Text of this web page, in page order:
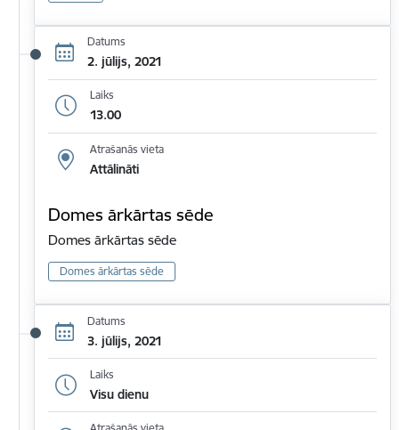
Datums
2. jūlijs, 2021
Laiks
13.00
Atrašanās vieta
Attālināti
Domes ārkārtas sēde
Domes ārkārtas sēde
Domes ārkārtas sēde
Datums
3. jūlijs, 2021
Laiks
Visu dienu